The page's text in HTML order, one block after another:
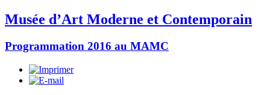
Musée d’Art Moderne et Contemporain
Programmation 2016 au MAMC